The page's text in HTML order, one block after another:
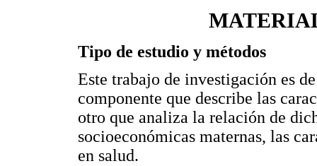
Tipo de estudio y métodos
Este trabajo de investigación es
componente que describe las
otro que analiza la relación de
socioeconómicas maternas, las
en salud.